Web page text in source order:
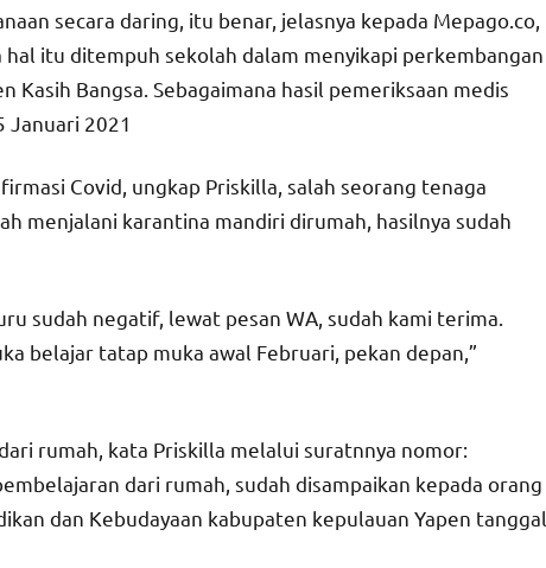
secara daring, itu benar, jelasnya kepada Mepago.co,
itu ditempuh sekolah dalam menyikapi perkembangan
Bangsa. Sebagaimana hasil pemeriksaan medis
2021
Covid, ungkap Priskilla, salah seorang tenaga
menjalani karantina mandiri dirumah, hasilnya sudah
sudah negatif, lewat pesan WA, sudah kami terima.
belajar tatap muka awal Februari, pekan depan,”
rumah, kata Priskilla melalui suratnnya nomor:
dari rumah, sudah disampaikan kepada orang
dan Kebudayaan kabupaten kepulauan Yapen tanggal